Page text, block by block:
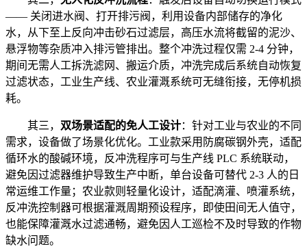
—— 关闭进水阀、打开排污阀，利用设备内部储存的净化
水，从下至上反向冲击砂石过滤层，高压水流将截留的泥沙、
悬浮物等杂质冲入排污管排出。整个冲洗过程仅需 2-4 分钟，
期间无需人工拆洗滤网、搬运介质，冲洗完成后系统自动恢复
过滤状态，工业生产线、农业灌溉系统可无缝衔接，无停机损
耗。
其三， 双场景适配的免人工设计：针对工业与农业的不同
需求，设备做了场景化优化。工业款采用防腐碳钢外壳，适配
循环水的酸碱环境，反冲洗程序可与生产线 PLC 系统联动，
避免因过滤器维护导致生产中断，单台设备可替代 2-3 人的日
常运维工作量；农业款则轻量化设计，适配滴灌、喷灌系统，
反冲洗控制器可根据灌溉周期预设程序，即使田间无人值守，
也能保障灌溉水过滤通畅，避免因人工巡检不及时导致的作物
缺水问题。